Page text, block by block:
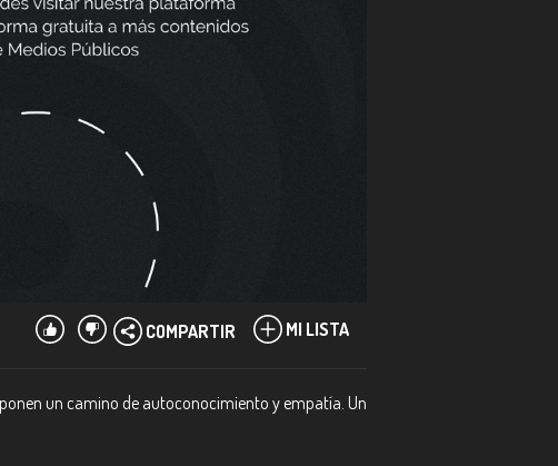
MI LISTA
COMPARTIR
un camino de autoconocimiento y empatía. Un